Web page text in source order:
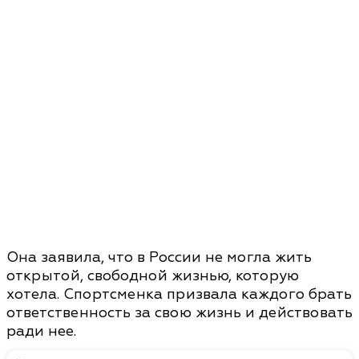
Она заявила, что в России не могла жить
открытой, свободной жизнью, которую
хотела. Спортсменка призвала каждого брать
ответственность за свою жизнь и действовать
ради нее.